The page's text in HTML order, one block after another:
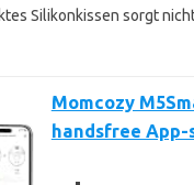
Silikonkissen sorgt
Momcozy
handsfree App-